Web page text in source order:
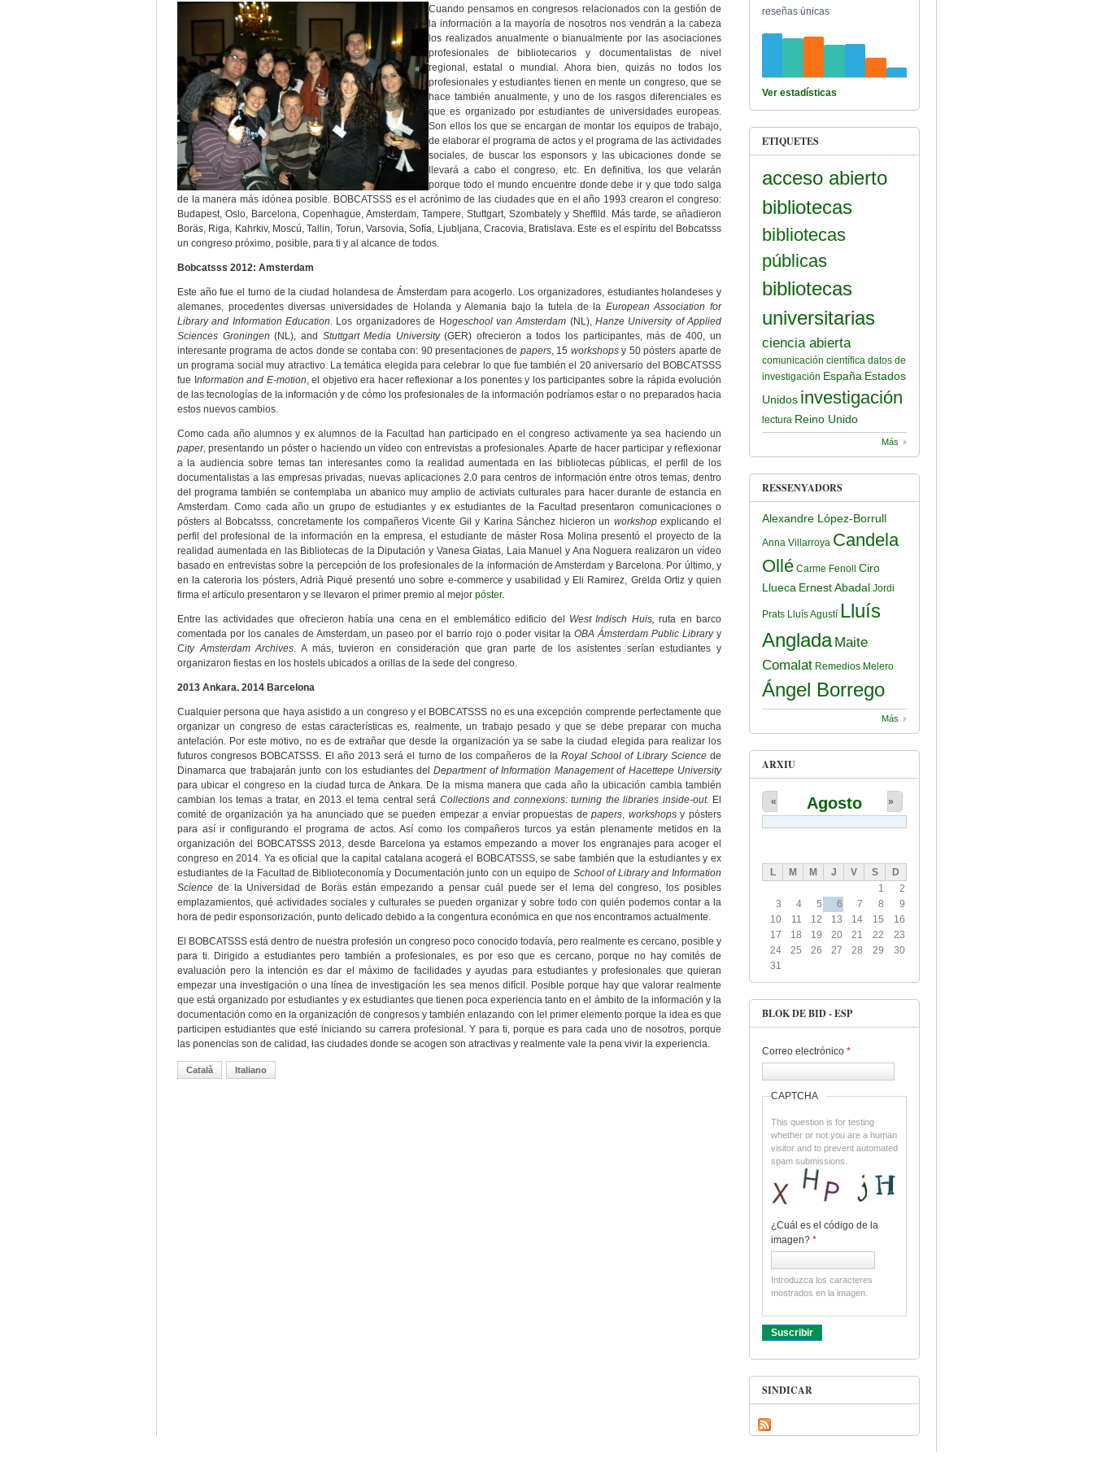
Cuando pensamos en congresos relacionados con la gestión de
la información a la mayoría de nosotros nos vendrán a la cabeza
los realizados anualmente o bianualmente por las asociaciones
profesionales de bibliotecarios y documentalistas de nivel
regional, estatal o mundial. Ahora bien, quizás no todos los
profesionales y estudiantes tienen en mente un congreso, que se
hace también anualmente, y uno de los rasgos diferenciales es
que es organizado por estudiantes de universidades europeas.
Son ellos los que se encargan de montar los equipos de trabajo,
de elaborar el programa de actos y el programa de las actividades
sociales, de buscar los esponsors y las ubicaciones donde se
llevará a cabo el congreso, etc. En definitiva, los que velarán
porque todo el mundo encuentre donde debe ir y que todo salga
de la manera más idónea posible. BOBCATSSS es el acrónimo de las ciudades que en el año 1993 crearon el congreso:
Budapest, Oslo, Barcelona, ​​Copenhague, Amsterdam, Tampere, Stuttgart, Szombately y Sheffild. Más tarde, se añadieron
Boräs, Riga, Kahrkiv, Moscú, Tallin, Torun, Varsovia, Sofía, Ljubljana, Cracovia, Bratislava. Este es el espíritu del Bobcatsss
un congreso próximo, posible, para ti y al alcance de todos.
Bobcatsss 2012: Amsterdam
Este año fue el turno de la ciudad holandesa de Ámsterdam para acogerlo. Los organizadores, estudiantes holandeses y
alemanes, procedentes diversas universidades de Holanda y Alemania bajo la tutela de la European Association for
Library and Information Education. Los organizadores de Hogeschool van Amsterdam (NL), Hanze University of Applied
Sciences Groningen (NL), and Stuttgart Media University(GER) ofrecieron a todos los participantes, más de 400, un
interesante programa de actos donde se contaba con: 90 presentaciones de papers, 15 workshopsy 50 pósters aparte de
un programa social muy atractivo. La temática elegida para celebrar lo que fue también el 20 aniversario del BOBCATSSS
fue I nformation and E-motion, el objetivo era hacer reflexionar a los ponentes y los participantes sobre la rápida evolución
de las tecnologías de la información y de cómo los profesionales de la información podríamos estar o no preparados hacia
estos nuevos cambios.
Como cada año alumnos y ex alumnos de la Facultad han participado en el congreso activamente ya sea haciendo un
paper, presentando un póster o haciendo un vídeo con entrevistas a profesionales. Aparte de hacer participar y reflexionar
a la audiencia sobre temas tan interesantes como la realidad aumentada en las bibliotecas públicas, el perfil de los
documentalistas a las empresas privadas, nuevas aplicaciones 2.0 para centros de información entre otros temas, dentro
del programa también se contemplaba un abanico muy amplio de activiats culturales para hacer durante de estancia en
Amsterdam. Como cada año un grupo de estudiantes y ex estudiantes de la Facultad presentaron comunicaciones o
pósters al Bobcatsss, concretamente los compañeros Vicente Gil y Karina Sánchez hicieron un workshopexplicando el
perfil del profesional de la información en la empresa, el estudiante de máster Rosa Molina presentó el proyecto de la
realidad aumentada en las Bibliotecas de la Diputación y Vanesa Giatas, Laia Manuel y Ana Noguera realizaron un vídeo
basado en entrevistas sobre la percepción de los profesionales de la información de Amsterdam y Barcelona. Por último, y
en la cateroria los pósters, Adrià Piqué presentó uno sobre e-commerce y usabilidad y Eli Ramirez, Grelda Ortiz y quien
firma el artículo presentaron y se llevaron el primer premio al mejor póster.
Entre las actividades que ofrecieron había una cena en el emblemático edificio del West Indisch Huis, ruta en barco
comentada por los canales de Amsterdam, un paseo por el barrio rojo o poder visitar laOBA Ámsterdam Public Libraryy
City Amsterdam Archives. A más, tuvieron en consideración que gran parte de los asistentes serían estudiantes y
organizaron fiestas en los hostels ubicados a orillas de la sede del congreso.
2013 Ankara. 2014 Barcelona
Cualquier persona que haya asistido a un congreso y el BOBCATSSS no es una excepción comprende perfectamente que
organizar un congreso de estas características es, realmente, un trabajo pesado y que se debe preparar con mucha
antelación. Por este motivo, no es de extrañar que desde la organización ya se sabe la ciudad elegida para realizar los
futuros congresos BOBCATSSS. El año 2013 será el turno de los compañeros de la Royal School of Library Sciencede
Dinamarca que trabajarán junto con los estudiantes delDepartment of Information Management of Hacettepe University
para ubicar el congreso en la ciudad turca de Ankara. De la misma manera que cada año la ubicación cambia también
cambian los temas a tratar, en 2013 el tema central será Collections and connexions: turning the libraries inside-out. El
comité de organización ya ha anunciado que se pueden empezar a enviar propuestas depapers, workshopsy pósters
para así ir configurando el programa de actos. Así como los compañeros turcos ya están plenamente metidos en la
organización del BOBCATSSS 2013, desde Barcelona ya estamos empezando a mover los engranajes para acoger el
congreso en 2014. Ya es oficial que la capital catalana acogerá el BOBCATSSS, se sabe también que la estudiantes y ex
estudiantes de la Facultad de Biblioteconomía y Documentación junto con un equipo de School of Library and Information
Science de la Universidad de Boräs están empezando a pensar cuál puede ser el lema del congreso, los posibles
emplazamientos, qué actividades sociales y culturales se pueden organizar y sobre todo con quién podemos contar a la
hora de pedir esponsorización, punto delicado debido a la congentura económica en que nos encontramos actualmente.
El BOBCATSSS está dentro de nuestra profesión un congreso poco conocido todavía, pero realmente es cercano, posible y
para ti. Dirigido a estudiantes pero también a profesionales, es por eso que es cercano, porque no hay comités de
evaluación pero la intención es dar el máximo de facilidades y ayudas para estudiantes y profesionales que quieran
empezar una investigación o una línea de investigación les sea menos difícil. Posible porque hay que valorar realmente
que está organizado por estudiantes y ex estudiantes que tienen poca experiencia tanto en el ámbito de la información y la
documentación como en la organización de congresos y también enlazando con lel primer elemento porque la idea es que
participen estudiantes que esté iniciando su carrera profesional. Y para ti, porque es para cada uno de nosotros, porque
las ponencias son de calidad, las ciudades donde se acogen son atractivas y realmente vale la pena vivir la experiencia.
Català Italiano
reseñas únicas
Ver estadísticas
ETIQUETES
acceso abierto
bibliotecas
bibliotecas
públicas
bibliotecas
universitarias
ciencia abierta
comunicación científica datos de
investigación España Estados
Unidos investigación
lectura Reino Unido
Más
RESSENYADORS
Alexandre López-Borrull
Anna Villarroya Candela
Ollé Carme Fenoll
Ciro
Llueca Ernest Abadal Jordi
Prats Lluís Agustí Lluís
Anglada Maite
Comalat Remedios Melero
Ángel Borrego
Más
ARXIU
Agosto
« »
L M M J V S
D
1
2
3
4 5 6 7 8
9
10
11 12 13 14 15
16
17
18 19 20 21 22
23
24
25 26 27 28 29
30
31
BLOK DE BID - ESP
Correo electrónico *
CAPTCHA
This question is for testing
whether or not you are a human
visitor and to prevent automated
spam submissions.
¿Cuál es el código de la
imagen? *
Introduzca los caracteres
mostrados en la imagen.
SINDICAR